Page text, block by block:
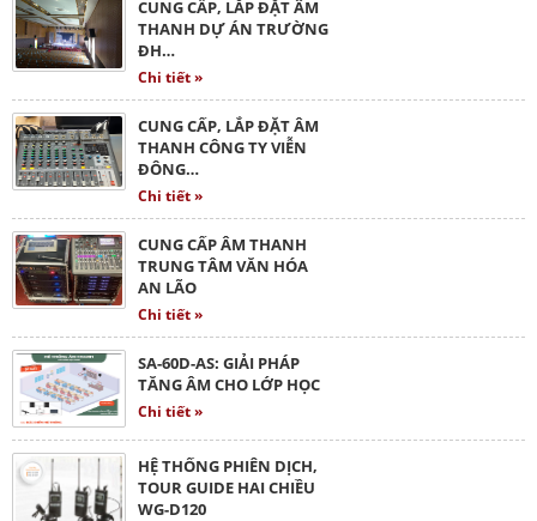
CUNG CẤP, LẮP ĐẶT ÂM
THANH DỰ ÁN TRƯỜNG
ĐH…
Chi tiết »
CUNG CẤP, LẮP ĐẶT ÂM
THANH CÔNG TY VIỄN
ĐÔNG…
Chi tiết »
CUNG CẤP ÂM THANH
TRUNG TÂM VĂN HÓA
AN LÃO
Chi tiết »
SA-60D-AS: GIẢI PHÁP
TĂNG ÂM CHO LỚP HỌC
Chi tiết »
HỆ THỐNG PHIÊN DỊCH,
TOUR GUIDE HAI CHIỀU
WG-D120